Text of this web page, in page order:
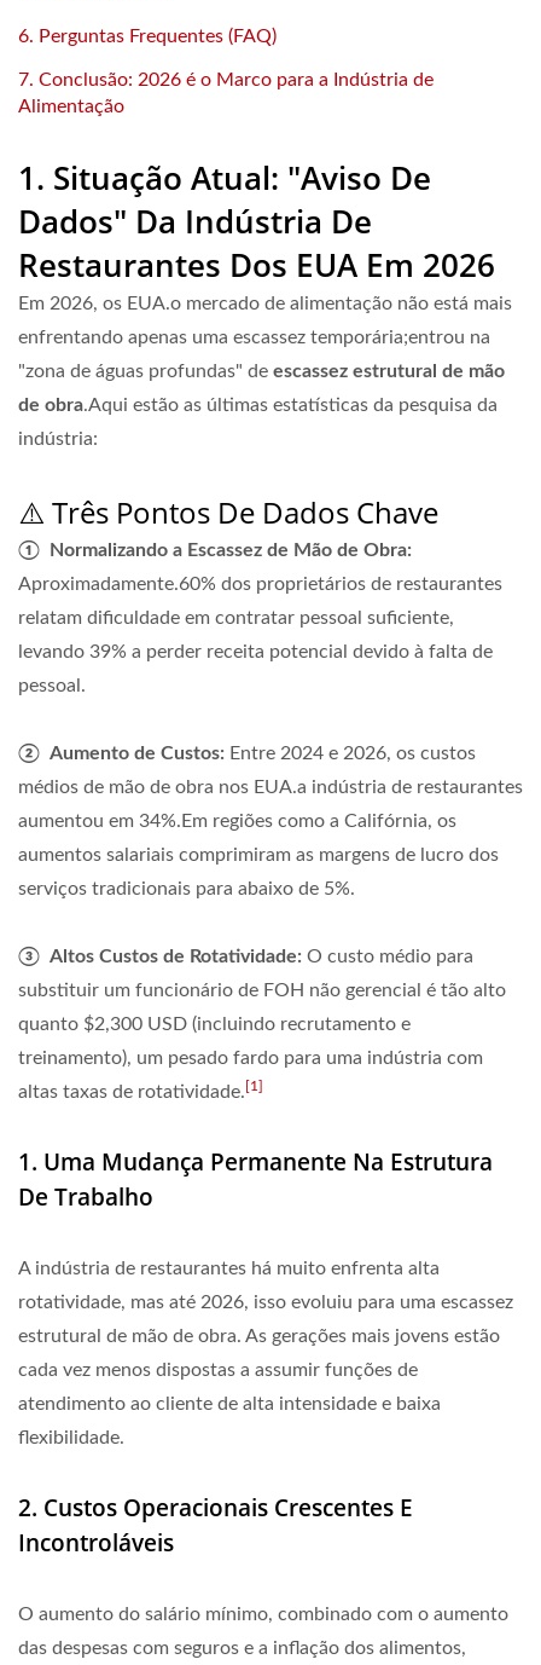
6. Perguntas Frequentes (FAQ)
7. Conclusão: 2026 é o Marco para a Indústria de
Alimentação
1. Situação Atual: "Aviso De
Dados" Da Indústria De
Restaurantes Dos EUA Em 2026
Em 2026, os EUA.o mercado de alimentação não está mais
enfrentando apenas uma escassez temporária;entrou na
"zona de águas profundas" de escassez estrutural de mão
de obra.Aqui estão as últimas estatísticas da pesquisa da
indústria:
⚠️ Três Pontos De Dados Chave
① Normalizando a Escassez de Mão de Obra:
Aproximadamente.60% dos proprietários de restaurantes
relatam dificuldade em contratar pessoal suficiente,
levando 39% a perder receita potencial devido à falta de
pessoal.
② Aumento de Custos: Entre 2024 e 2026, os custos
médios de mão de obra nos EUA.a indústria de restaurantes
aumentou em 34%.Em regiões como a Califórnia, os
aumentos salariais comprimiram as margens de lucro dos
serviços tradicionais para abaixo de 5%.
③ Altos Custos de Rotatividade: O custo médio para
substituir um funcionário de FOH não gerencial é tão alto
quanto $2,300 USD (incluindo recrutamento e
treinamento), um pesado fardo para uma indústria com
altas taxas de rotatividade. [1]
1. Uma Mudança Permanente Na Estrutura
De Trabalho
A indústria de restaurantes há muito enfrenta alta
rotatividade, mas até 2026, isso evoluiu para uma escassez
estrutural de mão de obra. As gerações mais jovens estão
cada vez menos dispostas a assumir funções de
atendimento ao cliente de alta intensidade e baixa
flexibilidade.
2. Custos Operacionais Crescentes E
Incontroláveis
O aumento do salário mínimo, combinado com o aumento
das despesas com seguros e a inflação dos alimentos,